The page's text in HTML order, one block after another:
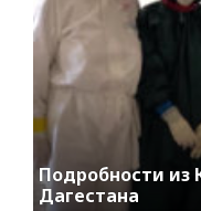
Подробности из
Дагестана